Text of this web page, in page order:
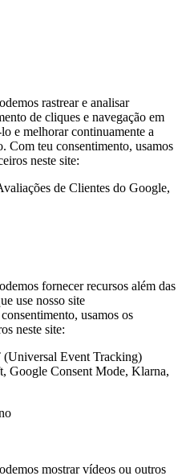
rastrear e analisar
de cliques e navegação em
e melhorar continuamente a
Com teu consentimento, usamos
neste site:
de Clientes do Google,
fornecer recursos além das
use nosso site
usamos os
neste site:
Event Tracking)
Google Consent Mode, Klarna,
mostrar vídeos ou outros